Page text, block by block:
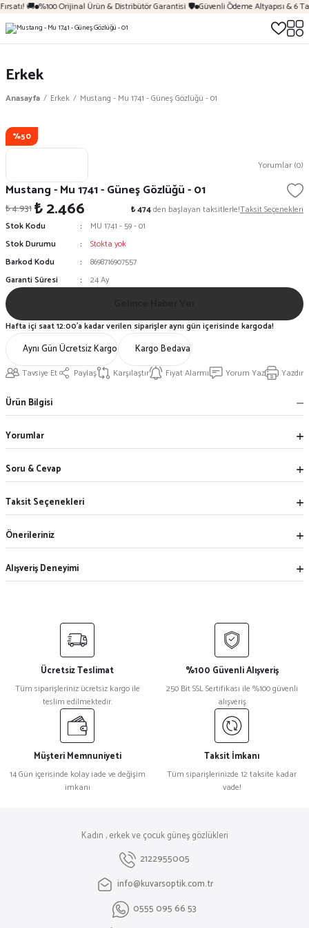
🚚 %100 Orijinal Ürün & Distribütör Garantisi 🛡️ Güvenli Ödeme Altyapısı & 6
Erkek
Anasayfa Erkek Mustang - Mu 1741 - Güneş Gözlüğü - 01
%50
Yorumlar (0)
Mustang - Mu 1741 - Güneş Gözlüğü - 01
₺ 4.931₺ 2.466 ₺ 474den başlayan taksitlerle!Taksit Seçenekleri
Stok Kodu
MU 1741 - 59 - 01
Stok Durumu
Stokta yok
Barkod Kodu
8698716907557
Garanti Süresi
24 Ay
Aynı Gün Ücretsiz Kargo Kargo Bedava
Tavsiye Et Paylaş Karşılaştır Fiyat Alarmı Yorum Yaz Yazdır
Hafta içi saat 12:00'a kadar verilen siparişler aynı gün içerisinde kargoda!
Ürün Bilgisi
Yorumlar
Soru & Cevap
Taksit Seçenekleri
Önerileriniz
Alışveriş Deneyimi
Ücretsiz Teslimat
Tüm siparişleriniz ücretsiz kargo ile
teslim edilmektedir.
%100 Güvenli Alışveriş
250 Bit SSL Sertifikası ile %100 güvenli
alışveriş
Müşteri Memnuniyeti
14 Gün içerisinde kolay iade ve değişim
imkanı
Taksit İmkanı
Tüm siparişlerinizde 12 taksite kadar
vade!
Kadın , erkek ve çocuk güneş gözlükleri
2122955005
info@kuvarsoptik.com.tr
0555 095 66 53